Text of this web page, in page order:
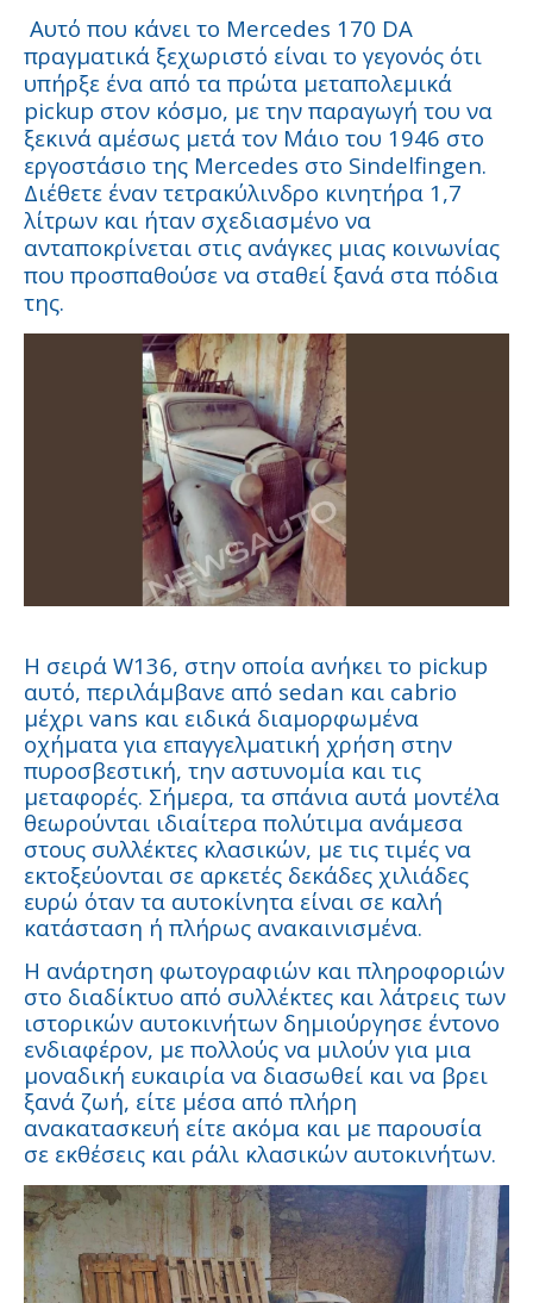
Αυτό που κάνει το Mercedes 170 DA
πραγματικά ξεχωριστό είναι το γεγονός ότι
υπήρξε ένα από τα πρώτα μεταπολεμικά
pickup στον κόσμο, με την παραγωγή του να
ξεκινά αμέσως μετά τον Μάιο του 1946 στο
εργοστάσιο της Mercedes στο Sindelfingen.
Διέθετε έναν τετρακύλινδρο κινητήρα 1,7
λίτρων και ήταν σχεδιασμένο να
ανταποκρίνεται στις ανάγκες μιας κοινωνίας
που προσπαθούσε να σταθεί ξανά στα πόδια
της.
Η σειρά W136, στην οποία ανήκει το pickup
αυτό, περιλάμβανε από sedan και cabrio
μέχρι vans και ειδικά διαμορφωμένα
οχήματα για επαγγελματική χρήση στην
πυροσβεστική, την αστυνομία και τις
μεταφορές. Σήμερα, τα σπάνια αυτά μοντέλα
θεωρούνται ιδιαίτερα πολύτιμα ανάμεσα
στους συλλέκτες κλασικών, με τις τιμές να
εκτοξεύονται σε αρκετές δεκάδες χιλιάδες
ευρώ όταν τα αυτοκίνητα είναι σε καλή
κατάσταση ή πλήρως ανακαινισμένα.
Η ανάρτηση φωτογραφιών και πληροφοριών
στο διαδίκτυο από συλλέκτες και λάτρεις των
ιστορικών αυτοκινήτων δημιούργησε έντονο
ενδιαφέρον, με πολλούς να μιλούν για μια
μοναδική ευκαιρία να διασωθεί και να βρει
ξανά ζωή, είτε μέσα από πλήρη
ανακατασκευή είτε ακόμα και με παρουσία
σε εκθέσεις και ράλι κλασικών αυτοκινήτων.